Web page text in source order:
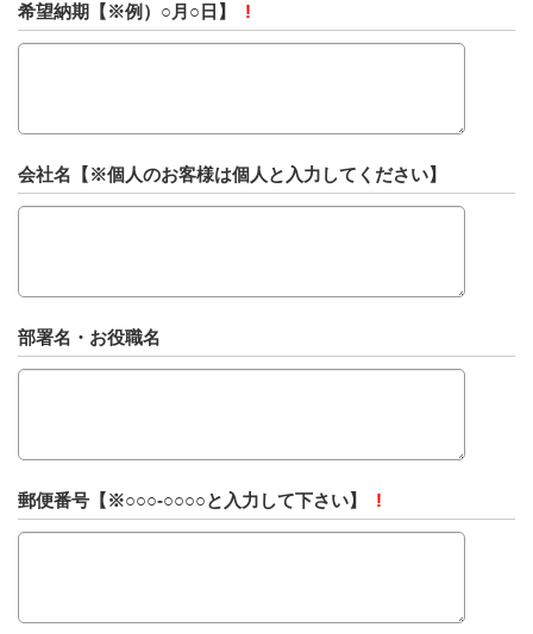
希望納期【※例）○月○日】 !
会社名【※個人のお客様は個人と入力してください】
部署名・お役職名
郵便番号【※○○○-○○○○と入力して下さい】 !